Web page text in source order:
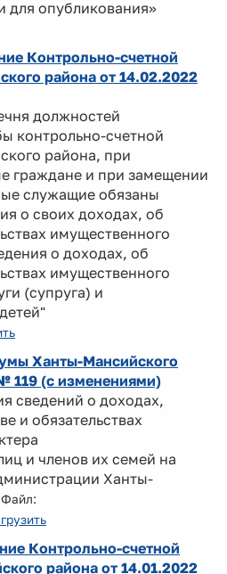
опубликования»
Контрольно-счетной
района от 14.02.2022
должностей
контрольно-счетной
района, при
граждане и при замещении
служащие обязаны
о своих доходах, об
имущественного
о доходах, об
имущественного
(супруга) и
Ханты-Мансийского
119 (с изменениями)
сведений о доходах,
и обязательствах
и членов их семей на
Ханты-
Файл:
Контрольно-счетной
района от 14.01.2022